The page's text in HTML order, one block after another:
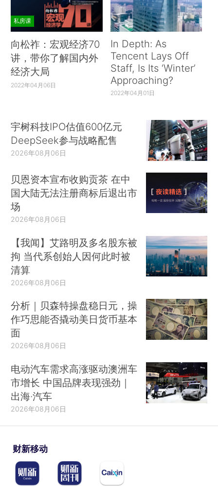
私房课
向松祚：宏观经济70
讲，带你了解国内外
经济大局
2022年04月06日
In Depth: As
Tencent Lays Off
Staff, Is Its ‘Winter’
Approaching?
2022年04月01日
宇树科技IPO估值600亿元
DeepSeek参与战略配售
2026年08月06日
贝恩资本宣布收购贡茶 在中
国大陆无法注册商标后退出市
场
2026年08月06日
【我闻】艾路明及多名股东被
拘 当代系创始人因何此时被
清算
2026年08月06日
分析｜贝森特操盘稳日元，操
作巧思能否撬动美日货币基本
面
2026年08月06日
电动汽车需求高涨驱动澳洲车
市增长 中国品牌表现强劲｜
出海·汽车
2026年08月06日
财新移动